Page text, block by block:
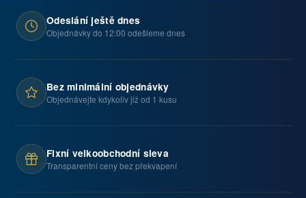
Odeslání ještě dnes
Objednávky do 12:00 odešleme dnes
Bez minimální objednávky
Objednávejte kdykoliv již od 1 kusu
Fixní velkoobchodní sleva
Transparentní ceny bez překvapení